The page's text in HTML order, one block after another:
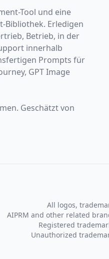
Tool und eine
Bibliothek. Erledigen
Betrieb, in der
innerhalb
Prompts für
GPT Image
Geschätzt von
All logos,
AIPRM and other related
Registered
Unauthorized